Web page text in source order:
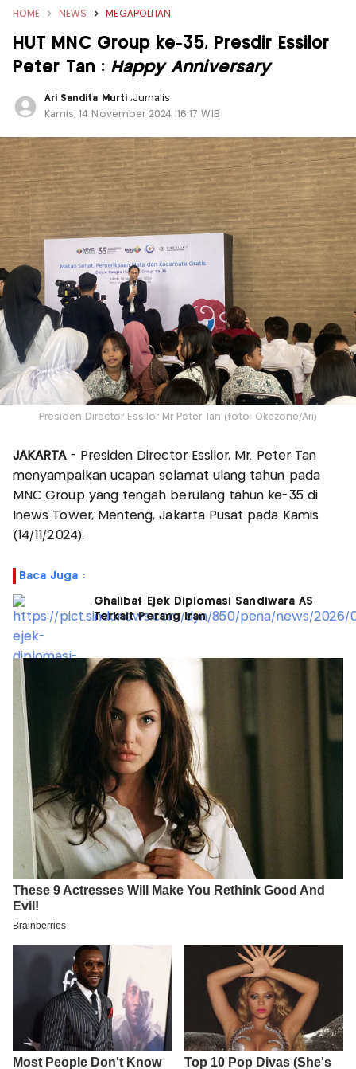
HOME NEWS MEGAPOLITAN
HUT MNC Group ke-35, Presdir Essilor
Peter Tan : Happy Anniversary
Ari Sandita Murti ,Jurnalis
Kamis, 14 November 2024 |16:17 WIB
Presiden Director Essilor Mr Peter Tan (foto: Okezone/Ari)
JAKARTA - Presiden Director Essilor, Mr. Peter Tan
menyampaikan ucapan selamat ulang tahun pada
MNC Group yang tengah berulang tahun ke-35 di
Inews Tower, Menteng, Jakarta Pusat pada Kamis
(14/11/2024).
Baca Juga :
Ghalibaf Ejek Diplomasi Sandiwara AS
Terkait Perang Iran